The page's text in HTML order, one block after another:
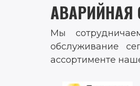
АВАРИЙНАЯ
Мы
обслуживание
ассортименте